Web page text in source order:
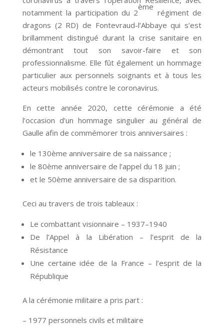
notamment la participation du 2
ème
régiment de
dragons (2 RD) de Fontevraud-l’Abbaye qui s’est
brillamment distingué durant la crise sanitaire en
démontrant tout son savoir-faire et son
professionnalisme. Elle fût également un hommage
particulier aux personnels soignants et à tous les
acteurs mobilisés contre le coronavirus.
En cette année 2020, cette cérémonie a été
l’occasion d’un hommage singulier au général de
Gaulle afin de commémorer trois anniversaires :
le 130ème anniversaire de sa naissance ;
le 80ème anniversaire de l’appel du 18 juin ;
et le 50ème anniversaire de sa disparition.
Ceci au travers de trois tableaux :
Le combattant visionnaire – 1937–1940
De l’Appel à la Libération – l’esprit de la
Résistance
Une certaine idée de la France – l’esprit de la
République
A la cérémonie militaire a pris part :
– 1977 personnels civils et militaire